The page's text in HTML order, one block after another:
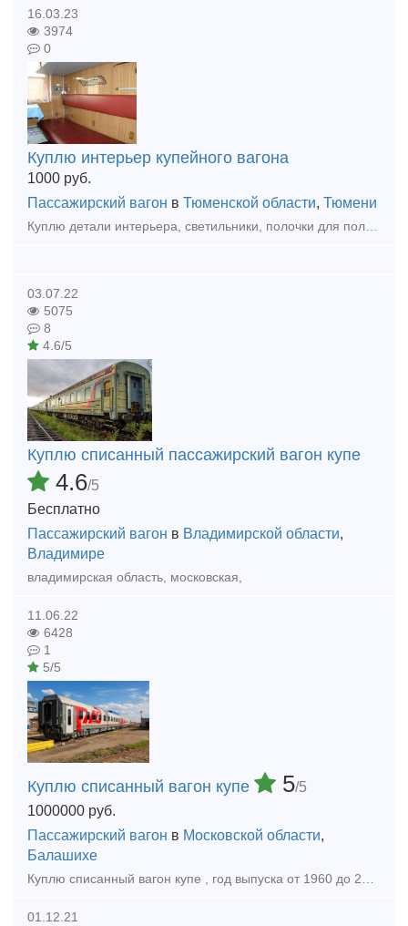
16.03.23
3974
0
Куплю интерьер купейного вагона
1000 руб.
Пассажирский вагон в Тюменской области, Тюмени
Куплю детали интерьера, светильники, полочки для полотенец, крючки, ручки.
03.07.22
5075
8
4.6/5
Куплю списанный пассажирский вагон купе
4.6/5
Бесплатно
Пассажирский вагон в Владимирской области,
Владимире
владимирская область, московская,
11.06.22
6428
1
5/5
Куплю списанный вагон купе 5/5
1000000 руб.
Пассажирский вагон в Московской области,
Балашихе
Куплю списанный вагон купе , год выпуска от 1960 до 2005 , в нормальном состоянии можно без колёсных пар.Местоположение , Фото и цену присылайте на Ватсапп .Оплата нал. безнал .нужно 4 шт.
01.12.21